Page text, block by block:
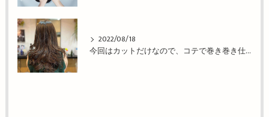
2022/08/18
今回はカットだけなので、コテで巻き巻き仕上げ！姫路市の美容院BEREA(ベレア)はお客様のキレイを叶える美容室／ヘアサロン